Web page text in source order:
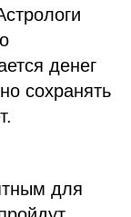
денег
сохранять
для